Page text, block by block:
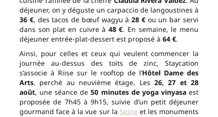
déjeuner, on y déguste un carpaccio de langoustines à
36 €, des tacos de bœuf wagyu à28 €ou un bar servi
dans son plat en cuivre à 48 €. En semaine, le menu
déjeuner entrée-plat-dessert est proposé à 64 €.
Ainsi, pour celles et ceux qui veulent commencer la
journée au-dessus des toits de zinc, Staycation
s’associe à Riise sur le rooftop de l’Hôtel Dame des
Arts, perché au neuvième étage. Les 26, 27 et 28
août, une séance de50 minutes de yoga vinyasaest
proposée de 7h45 à 9h15, suivie d’un petit déjeuner
gourmand face à la vue sur la Seine et les monuments